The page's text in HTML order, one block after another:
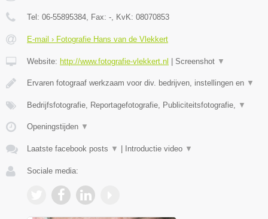
Tel: 06-55895384, Fax: -, KvK: 08070853
E-mail › Fotografie Hans van de Vlekkert
Website: http://www.fotografie-vlekkert.nl Screenshot ▼
Ervaren fotograaf werkzaam voor div. bedrijven, instellingen en ▼
Bedrijfsfotografie, Reportagefotografie, Publiciteitsfotografie, ▼
Openingstijden ▼
Laatste facebook posts ▼ Introductie video ▼
Sociale media: